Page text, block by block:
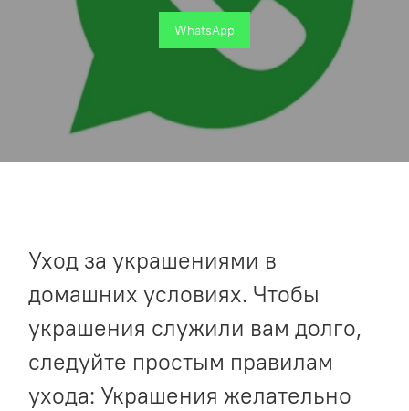
WhatsApp
Уход за украшениями в
домашних условиях. Чтобы
украшения служили вам долго,
следуйте простым правилам
ухода: Украшения желательно